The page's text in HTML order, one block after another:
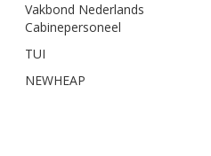
Vakbond Nederlands
Cabinepersoneel
TUI
NEWHEAP